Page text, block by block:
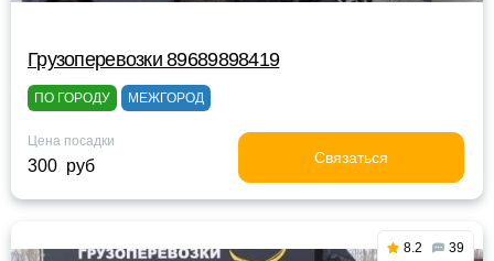
Грузоперевозки 89689898419
ПО ГОРОДУ МЕЖГОРОД
Цена посадки
300 руб Связаться
8.2 39